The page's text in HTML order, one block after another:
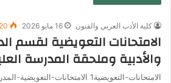
كلية الأدب العربي والفنون 16 مايو 2026
الامتحانات التعويضية لقسم
والأدبية وملحقة المدرسة
الامتحانات-التعويضية1 الامتحانات-التعويضية-المدرسة-العليا